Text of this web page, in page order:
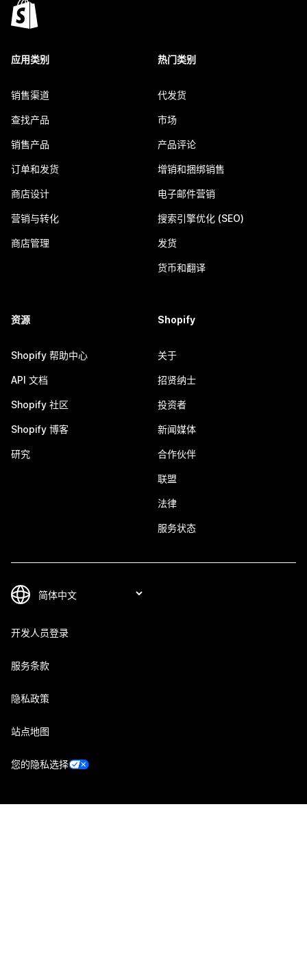
应用类别
销售渠道
查找产品
销售产品
订单和发货
商店设计
营销与转化
商店管理
热门类别
代发货
市场
产品评论
增销和捆绑销售
电子邮件营销
搜索引擎优化 (SEO)
发货
货币和翻译
资源
Shopify 帮助中心
API 文档
Shopify 社区
Shopify 博客
研究
Shopify
关于
招贤纳士
投资者
新闻媒体
合作伙伴
联盟
法律
服务状态
开发人员登录
服务条款
隐私政策
站点地图
您的隐私选择